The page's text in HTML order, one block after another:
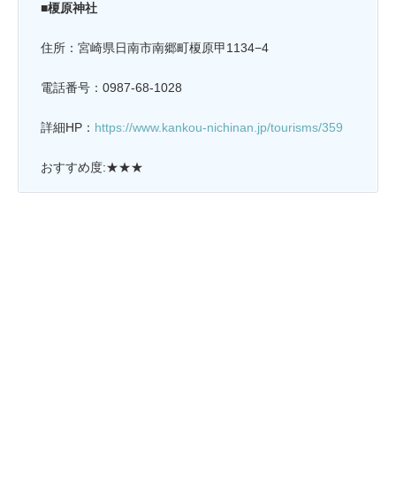
■榎原神社
住所：宮崎県日南市南郷町榎原甲1134−4
電話番号：0987-68-1028
詳細HP： https://www.kankou-nichinan.jp/tourisms/359
おすすめ度:★★★